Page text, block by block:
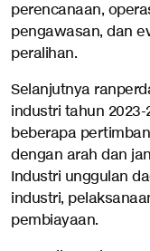
perencanaan,
pengawasan, dan
peralihan.
Selanjutnya
industri tahun
beberapa
dengan arah dan
Industri unggulan
industri,
pembiayaan.